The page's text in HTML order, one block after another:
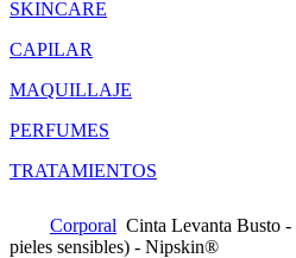
SKINCARE
CAPILAR
MAQUILLAJE
PERFUMES
TRATAMIENTOS
Corporal Cinta Levanta Busto
pieles sensibles) - Nipskin®